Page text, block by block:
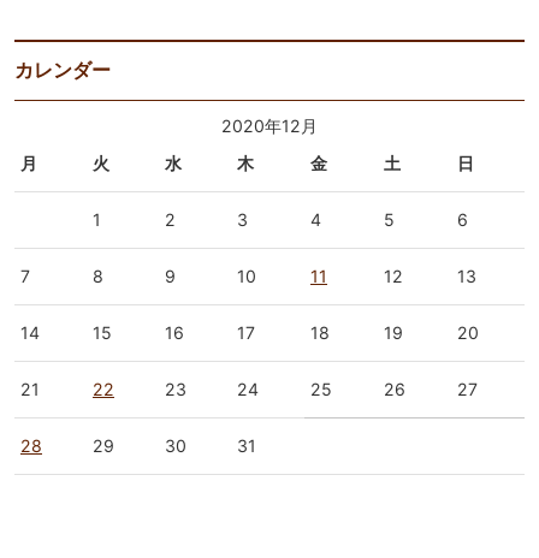
カレンダー
2020年12月
月
火 水 木 金 土 日
1 2 3 4 5 6
7 8 9 10 11 12 13
14 15 16 17 18 19 20
21 22 23 24 25 26 27
28 29 30 31